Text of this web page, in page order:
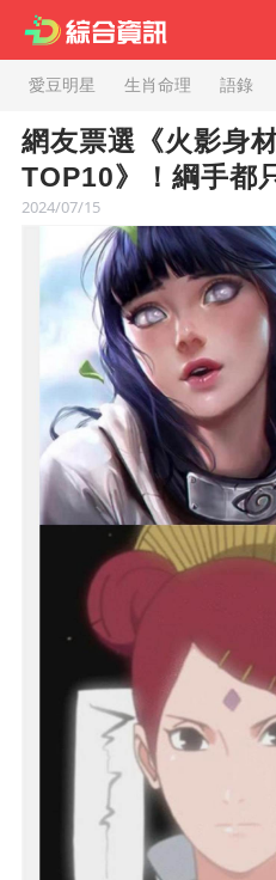
愛豆明星 生肖命理 語錄
網友票選《火影身
TOP10》！綱手都
2024/07/15